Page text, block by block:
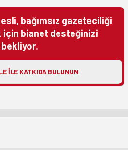
bağımsız gazeteciliği
için bianet desteğinizi
bekliyor.
ILE KATKIDA BULUNUN